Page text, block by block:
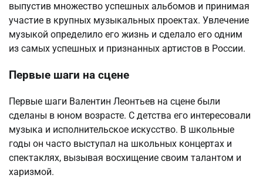
выпустив множество успешных альбомов и принимая
участие в крупных музыкальных проектах. Увлечение
музыкой определило его жизнь и сделало его одним
из самых успешных и признанных артистов в России.
Первые шаги на сцене
Первые шаги Валентин Леонтьев на сцене были
сделаны в юном возрасте. С детства его интересовали
музыка и исполнительское искусство. В школьные
годы он часто выступал на школьных концертах и
спектаклях, вызывая восхищение своим талантом и
харизмой.